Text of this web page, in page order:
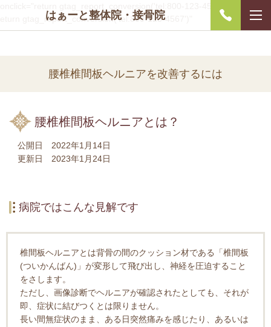
eturn gtag_report_conversion('tel:800-123-4567')"
はぁーと整体院・接骨院
腰椎椎間板ヘルニアを改善するには
腰椎椎間板ヘルニアとは？
公開日 2022年1月14日
更新日 2023年1月24日
病院ではこんな見解です
椎間板ヘルニアとは背骨の間のクッション材である「椎間板
(ついかんばん)」が変形して飛び出し、神経を圧迫すること
をさします。
ただし、画像診断でヘルニアが確認されたとしても、それが
即、症状に結びつくとは限りません。
長い間無症状のまま、ある日突然痛みを感じたり、あるいは